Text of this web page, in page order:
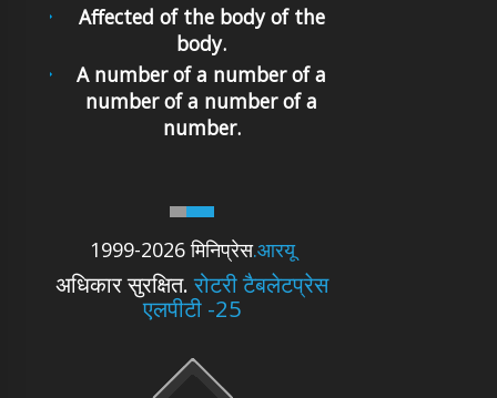
1999-2026 मिनिप्रेस.आरयू
अधिकार सुरक्षित.रोटरी टैबलेटप्रेस
एलपीटी -25
Affected of the body of the
body.
A number of a number of a
number of a number of a
number.